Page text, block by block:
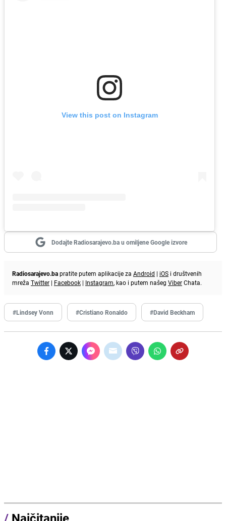
View this post on Instagram
Dodajte Radiosarajevo.ba u omiljene Google izvore
Radiosarajevo.bapratite putem aplikacije za Android | iOS i društvenih
mreža Twitter | Facebook | Instagram, kao i putem našeg ViberChata.
#Lindsey Vonn #Cristiano Ronaldo #David Beckham